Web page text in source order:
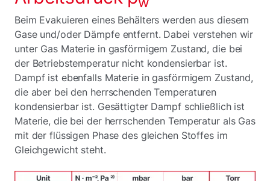
Beim Evakuieren eines Behälters werden aus diesem
Gase und/oder Dämpfe entfernt. Dabei verstehen wir
unter Gas Materie in gasförmigem Zustand, die bei
der Betriebstemperatur nicht kondensierbar ist.
Dampf ist ebenfalls Materie in gasförmigem Zustand,
die aber bei den herrschenden Temperaturen
kondensierbar ist. Gesättigter Dampf schließlich ist
Materie, die bei der herrschenden Temperatur als Gas
mit der flüssigen Phase des gleichen Stoffes im
Gleichgewicht steht.